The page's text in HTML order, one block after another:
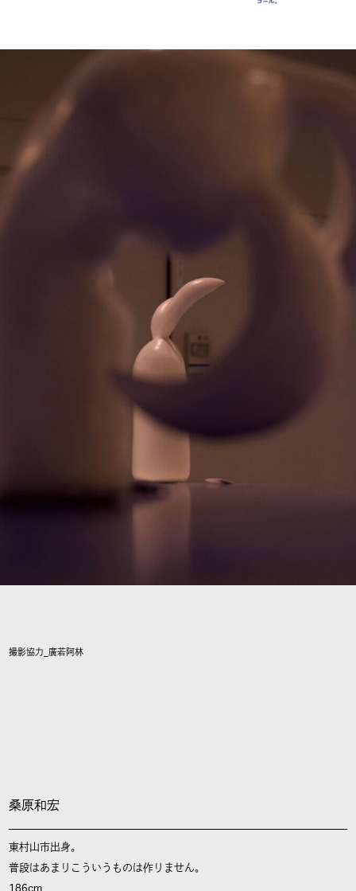
撮影協力_廣若阿林
桑原和宏
東村山市出身。
普段はあまりこういうものは作りません。